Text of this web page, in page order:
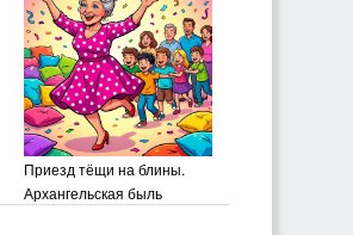
Приезд тёщи на блины.
Архангельская быль